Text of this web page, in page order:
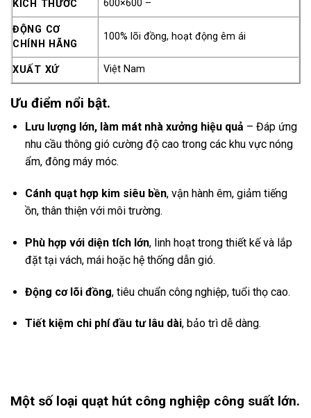
KICH THƯỚC 600×600 –
ĐỘNG CƠ
CHÍNH HÃNG
100% lõi đồng, hoạt động êm ái
XUẤT XỨ Việt Nam
Ưu điểm nổi bật.
Lưu lượng lớn, làm mát nhà xưởng hiệu quả – Đáp ứng
nhu cầu thông gió cường độ cao trong các khu vực nóng
ẩm, đông máy móc.
Cánh quạt hợp kim siêu bền, vận hành êm, giảm tiếng
ồn, thân thiện với môi trường.
Phù hợp với diện tích lớn, linh hoạt trong thiết kế và lắp
đặt tại vách, mái hoặc hệ thống dẫn gió.
Động cơ lõi đồng, tiêu chuẩn công nghiệp, tuổi thọ cao.
Tiết kiệm chi phí đầu tư lâu dài, bảo trì dễ dàng.
Một số loại quạt hút công nghiệp công suất lớn.